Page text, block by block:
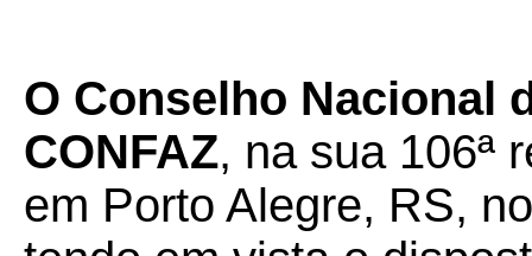
O Conselho Nacional
CONFAZ, na sua 106ª
em Porto Alegre, RS,